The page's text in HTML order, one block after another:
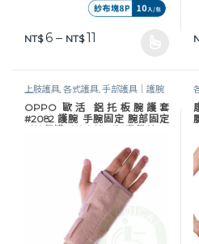
NT$6 – NT$11 價格範圍：NT$
上肢護具,各式護具,手部護具｜護腕
｜手托板
,生活保健
OPPO 歐活 鋁托板腕護套
#2082 護腕 手腕固定 腕部固定